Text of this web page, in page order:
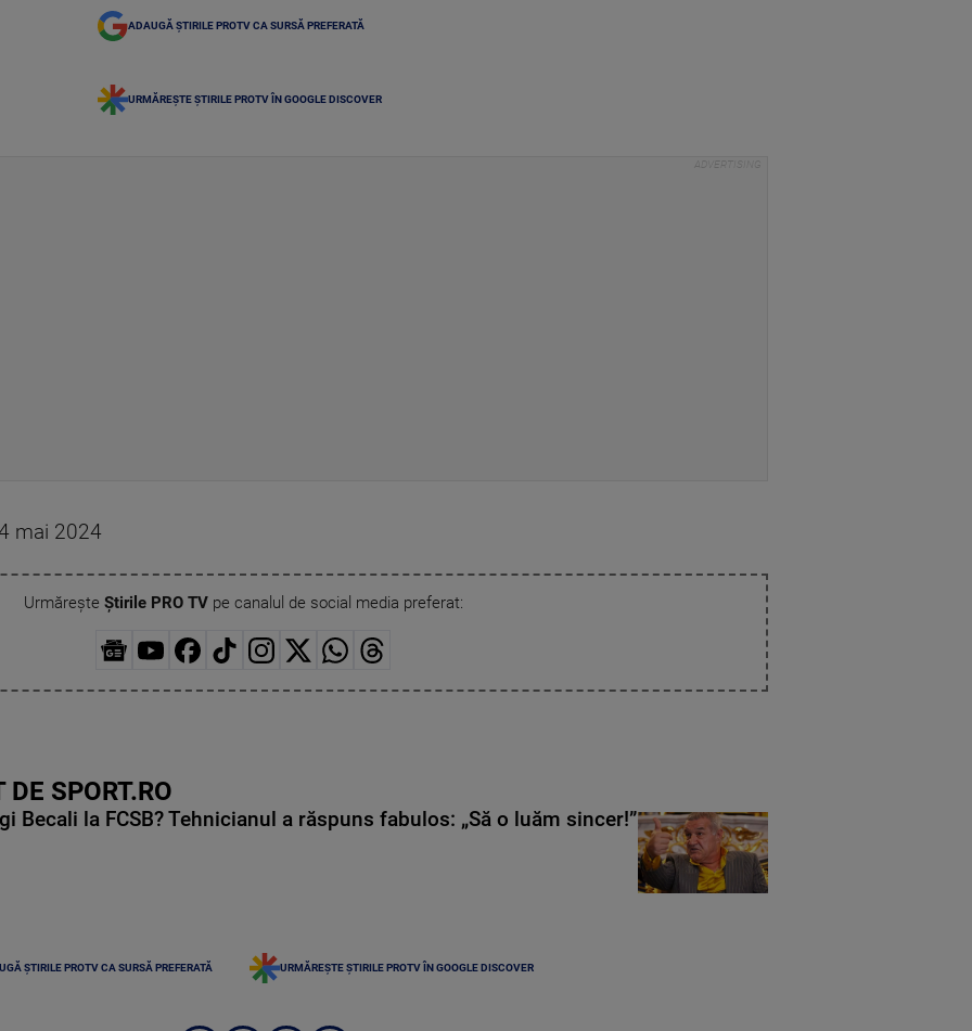
ADAUGĂ ȘTIRILE PROTV CA SURSĂ PREFERATĂ
URMĂREȘTE ȘTIRILE PROTV ÎN GOOGLE DISCOVER
mai 2024
Urmărește Știrile PRO TVpe canalul de social media preferat:
SPORT.RO
Becali la FCSB? Tehnicianul a răspuns fabulos: „Să o luăm sincer!”
ȘTIRILE PROTV CA SURSĂ PREFERATĂ URMĂREȘTE ȘTIRILE PROTV ÎN GOOGLE DISCOVER